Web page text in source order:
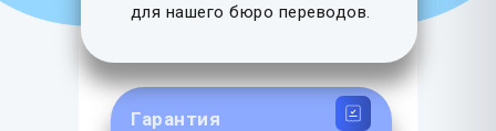
Гарантия
для нашего бюро переводов.